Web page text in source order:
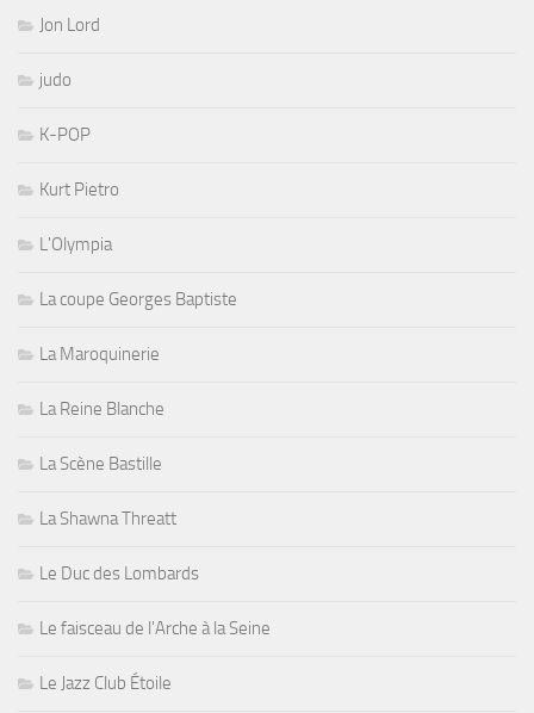
Jon Lord
judo
K-POP
Kurt Pietro
L'Olympia
La coupe Georges Baptiste
La Maroquinerie
La Reine Blanche
La Scène Bastille
La Shawna Threatt
Le Duc des Lombards
Le faisceau de l'Arche à la Seine
Le Jazz Club Étoile